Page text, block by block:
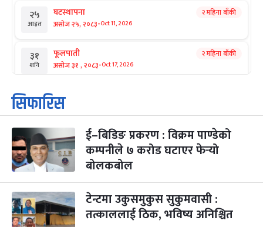
२५
आइत
घटस्थापना
असोज २५, २०८३-Oct 11, 2026
२ महिना बाँकी
३१
शनि
फूलपाती
असोज ३१ , २०८३-Oct 17, 2026
२ महिना बाँकी
१
आइत
कार्तिक सङ्क्रान्ति
कार्तिक १, २०८३
३
मंगल
महानवमी
कार्तिक ३, २०८३-Oct 20, 2026
२ महिना बाँकी
४
५ पापा‌ङ्कुशा एकादशी व्रत २ महिना बाँकी
सिफारिस
ई–बिडिङ प्रकरण : विक्रम पाण्डेको
कम्पनीले ७ करोड घटाएर फेर्‍यो
बोलकबोल
टेन्टमा उकुसमुकुस सुकुमवासी :
तत्काललाई ठिक, भविष्य अनिश्चित